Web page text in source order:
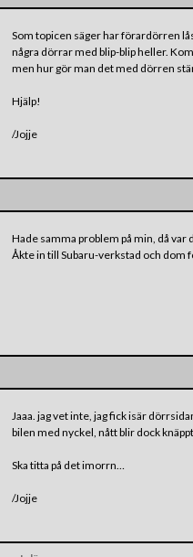
Som topicen säger har förardörren
några dörrar med blip-blip heller.
men hur gör man det med dörren
Hjälp!
/Jojje
Hade samma problem på min, då var
Åkte in till Subaru-verkstad och dom
Jaaa. jag vet inte, jag fick isär
bilen med nyckel, nått blir dock
Ska titta på det imorrn…
/Jojje